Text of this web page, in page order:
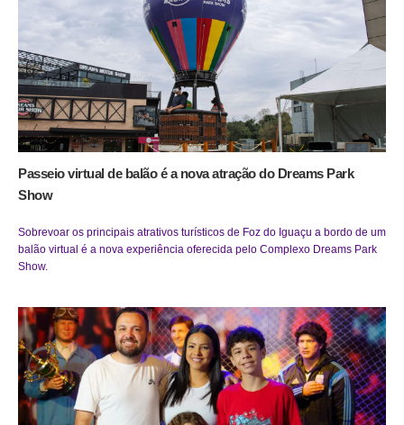
Passeio virtual de balão é a nova atração do Dreams Park
Show
Sobrevoar os principais atrativos turísticos de Foz do Iguaçu a bordo de um
balão virtual é a nova experiência oferecida pelo Complexo Dreams Park
Show.